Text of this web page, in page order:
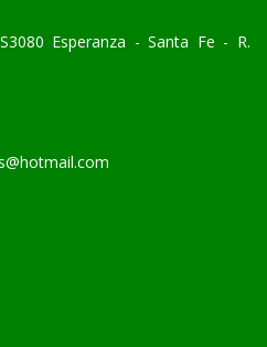
Esperanza - Santa Fe - R.